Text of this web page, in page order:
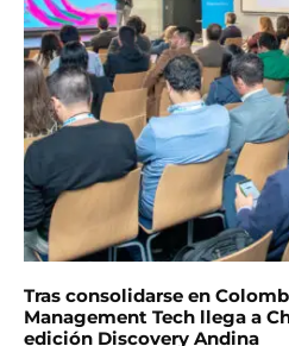
Tras consolidarse en
Management Tech llega a
edición Discovery Andina